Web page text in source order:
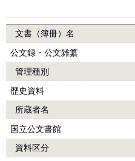
文書（簿冊）名
公文録・公文雑纂
管理種別
歴史資料
所蔵者名
国立公文書館
資料区分